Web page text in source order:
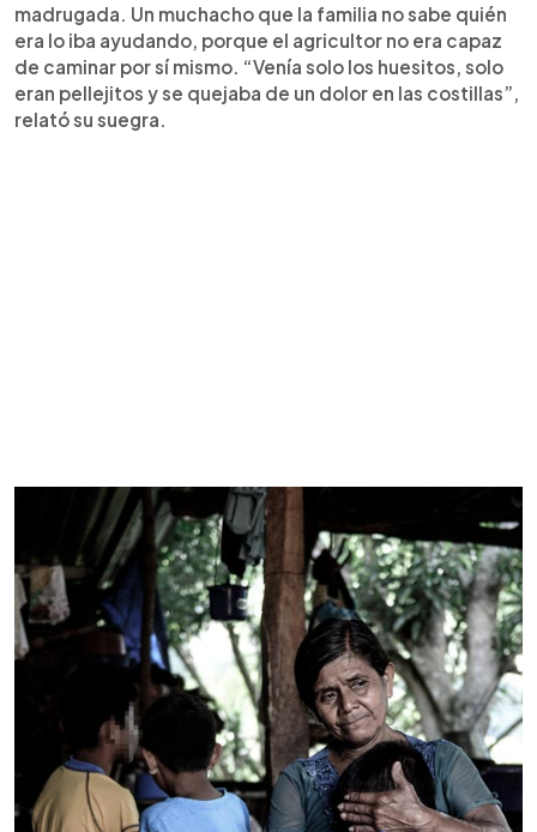
madrugada. Un muchacho que la familia no sabe quién
era lo iba ayudando, porque el agricultor no era capaz
de caminar por sí mismo. “Venía solo los huesitos, solo
eran pellejitos y se quejaba de un dolor en las costillas”,
relató su suegra.